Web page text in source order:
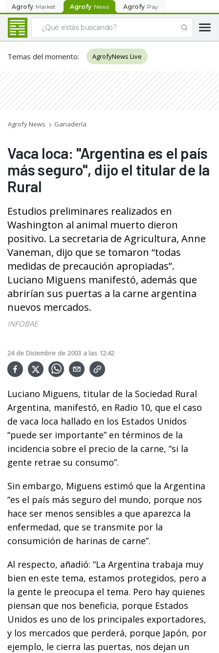
Agrofy Market Agrofy News Agrofy Pay
Temas del momento: AgrofyNews Live
Agrofy News Ganadería
Vaca loca: "Argentina es el país
más seguro", dijo el titular de la
Rural
Estudios preliminares realizados en
Washington al animal muerto dieron
positivo. La secretaria de Agricultura, Anne
Vaneman, dijo que se tomaron “todas
medidas de precaución apropiadas”.
Luciano Miguens manifestó, además que
abrirían sus puertas a la carne argentina
nuevos mercados.
INFOBAE
24 de Diciembre de 2003 a las 12:42
Luciano Miguens, titular de la Sociedad Rural
Argentina, manifestó, en Radio 10, que el caso
de vaca loca hallado en los Estados Unidos
“puede ser importante” en términos de la
incidencia sobre el precio de la carne, “si la
gente retrae su consumo”.
Sin embargo, Miguens estimó que la Argentina
“es el país más seguro del mundo, porque nos
hace ser menos sensibles a que aparezca la
enfermedad, que se transmite por la
consumición de harinas de carne”.
Al respecto, añadió: “La Argentina trabaja muy
bien en este tema, estamos protegidos, pero a
la gente le preocupa el tema. Pero hay quienes
piensan que nos beneficia, porque Estados
Unidos es uno de los principales exportadores,
y los mercados que perderá, porque Japón, por
ejemplo, le cierra las puertas, nos dejan un